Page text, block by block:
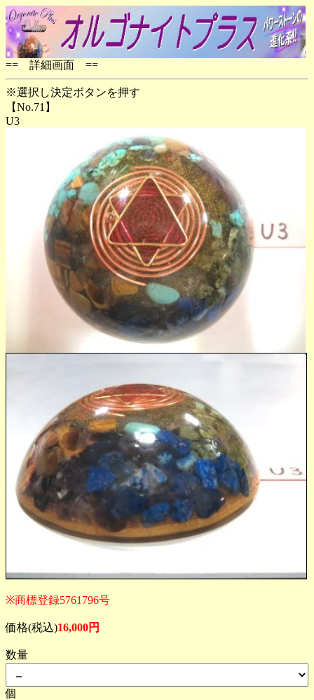
== 詳細画面 ==
※選択し決定ボタンを押す
【No.71】
U3
※商標登録5761796号
価格(税込)16,000円
数量
個